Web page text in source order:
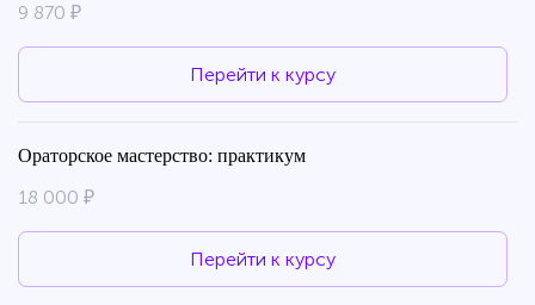
9 870 ₽
Перейти к курсу
Ораторское мастерство: практикум
18 000 ₽
Перейти к курсу